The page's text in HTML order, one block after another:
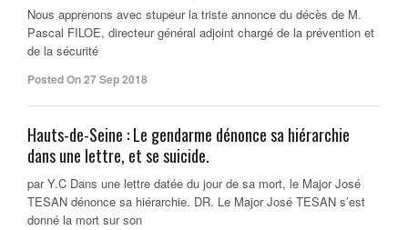
Nous apprenons avec stupeur la triste annonce du décès de M.
Pascal FILOE, directeur général adjoint chargé de la prévention et
de la sécurité
Posted On 27 Sep 2018
Hauts-de-Seine : Le gendarme dénonce sa hiérarchie
dans une lettre, et se suicide.
par Y.C Dans une lettre datée du jour de sa mort, le Major José
TESAN dénonce sa hiérarchie. DR. Le Major José TESAN s’est
donné la mort sur son